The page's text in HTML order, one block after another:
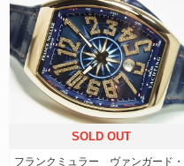
SOLD OUT
フランクミュラー ヴァンガード・